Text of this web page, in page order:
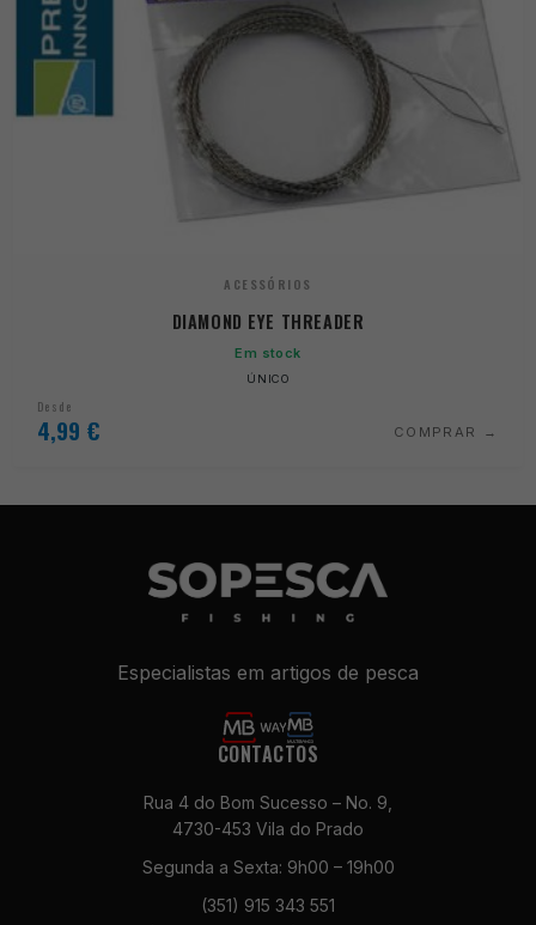
ACESSÓRIOS
DIAMOND EYE THREADER
Em stock
ÚNICO
Desde
4,99 € COMPRAR
Especialistas em artigos de pesca
CONTACTOS
Rua 4 do Bom Sucesso – No. 9,
4730-453 Vila do Prado
Segunda a Sexta: 9h00 – 19h00
(351) 915 343 551
Necessários
não são
opcionais. São
para o
do site.